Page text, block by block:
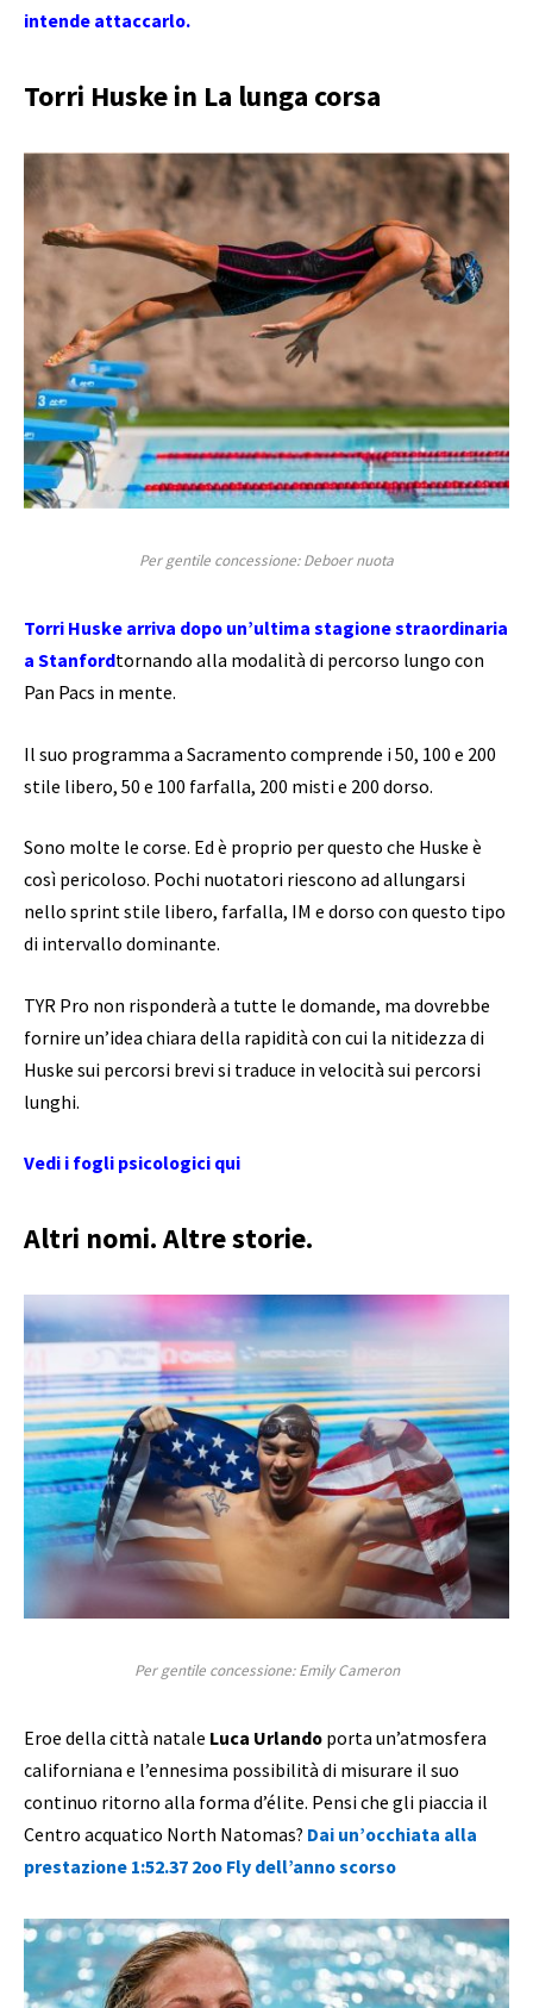
intende attaccarlo.
Torri Huske in La lunga corsa
Per gentile concessione: Deboer nuota
Torri Huske arriva dopo un’ultima stagione straordinaria
a Stanfordtornando alla modalità di percorso lungo con
Pan Pacs in mente.
Il suo programma a Sacramento comprende i 50, 100 e 200
stile libero, 50 e 100 farfalla, 200 misti e 200 dorso.
Sono molte le corse. Ed è proprio per questo che Huske è
così pericoloso. Pochi nuotatori riescono ad allungarsi
nello sprint stile libero, farfalla, IM e dorso con questo tipo
di intervallo dominante.
TYR Pro non risponderà a tutte le domande, ma dovrebbe
fornire un’idea chiara della rapidità con cui la nitidezza di
Huske sui percorsi brevi si traduce in velocità sui percorsi
lunghi.
Vedi i fogli psicologici qui
Altri nomi. Altre storie.
Per gentile concessione: Emily Cameron
Eroe della città natale Luca Urlando porta un’atmosfera
californiana e l’ennesima possibilità di misurare il suo
continuo ritorno alla forma d’élite. Pensi che gli piaccia il
Centro acquatico North Natomas? Dai un’occhiata alla
prestazione 1:52.37 2oo Fly dell’anno scorso